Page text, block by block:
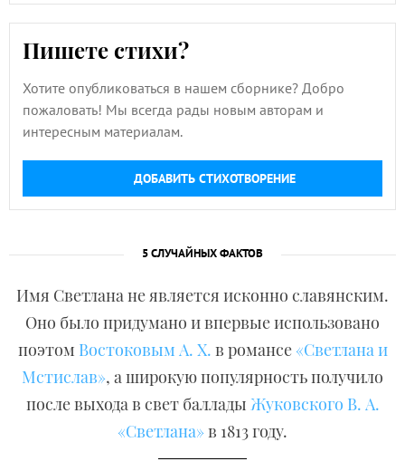
Пишете стихи?
Хотите опубликоваться в нашем сборнике? Добро
пожаловать! Мы всегда рады новым авторам и
интересным материалам.
ДОБАВИТЬ СТИХОТВОРЕНИЕ
5 СЛУЧАЙНЫХ ФАКТОВ
Имя Светлана не является исконно славянским.
Оно было придумано и впервые использовано
поэтом Востоковым А. Х. в романсе«Светлана и
Мстислав», а широкую популярность получило
после выхода в свет баллады Жуковского В. А.
«Светлана»в 1813 году.